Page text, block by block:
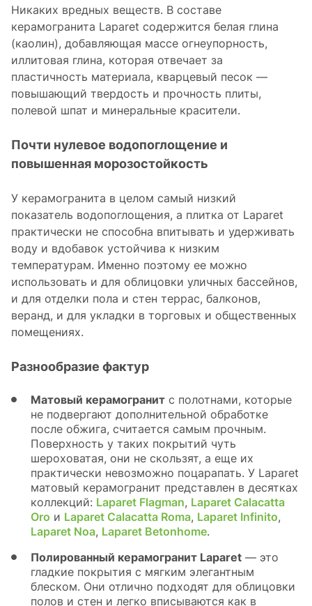
Никаких вредных веществ. В составе
керамогранита Laparet содержится белая глина
(каолин), добавляющая массе огнеупорность,
иллитовая глина, которая отвечает за
пластичность материала, кварцевый песок —
повышающий твердость и прочность плиты,
полевой шпат и минеральные красители.
Почти нулевое водопоглощение и
повышенная морозостойкость
У керамогранита в целом самый низкий
показатель водопоглощения, а плитка от Laparet
практически не способна впитывать и удерживать
воду и вдобавок устойчива к низким
температурам. Именно поэтому ее можно
использовать и для облицовки уличных бассейнов,
и для отделки пола и стен террас, балконов,
веранд, и для укладки в торговых и общественных
помещениях.
Разнообразие фактур
Матовый керамогранит c полотнами, которые
не подвергают дополнительной обработке
после обжига, считается самым прочным.
Поверхность у таких покрытий чуть
шероховатая, они не скользят, а еще их
практически невозможно поцарапать. У Laparet
матовый керамогранит представлен в десятках
коллекций: Laparet Flagman, Laparet Calacatta
Oro и Laparet Calacatta Romа, Laparet Infinito,
Laparet Noa, Laparet Betonhome.
Полированный керамогранит Laparet — это
гладкие покрытия с мягким элегантным
блеском. Они отлично подходят для облицовки
полов и стен и легко вписываются как в